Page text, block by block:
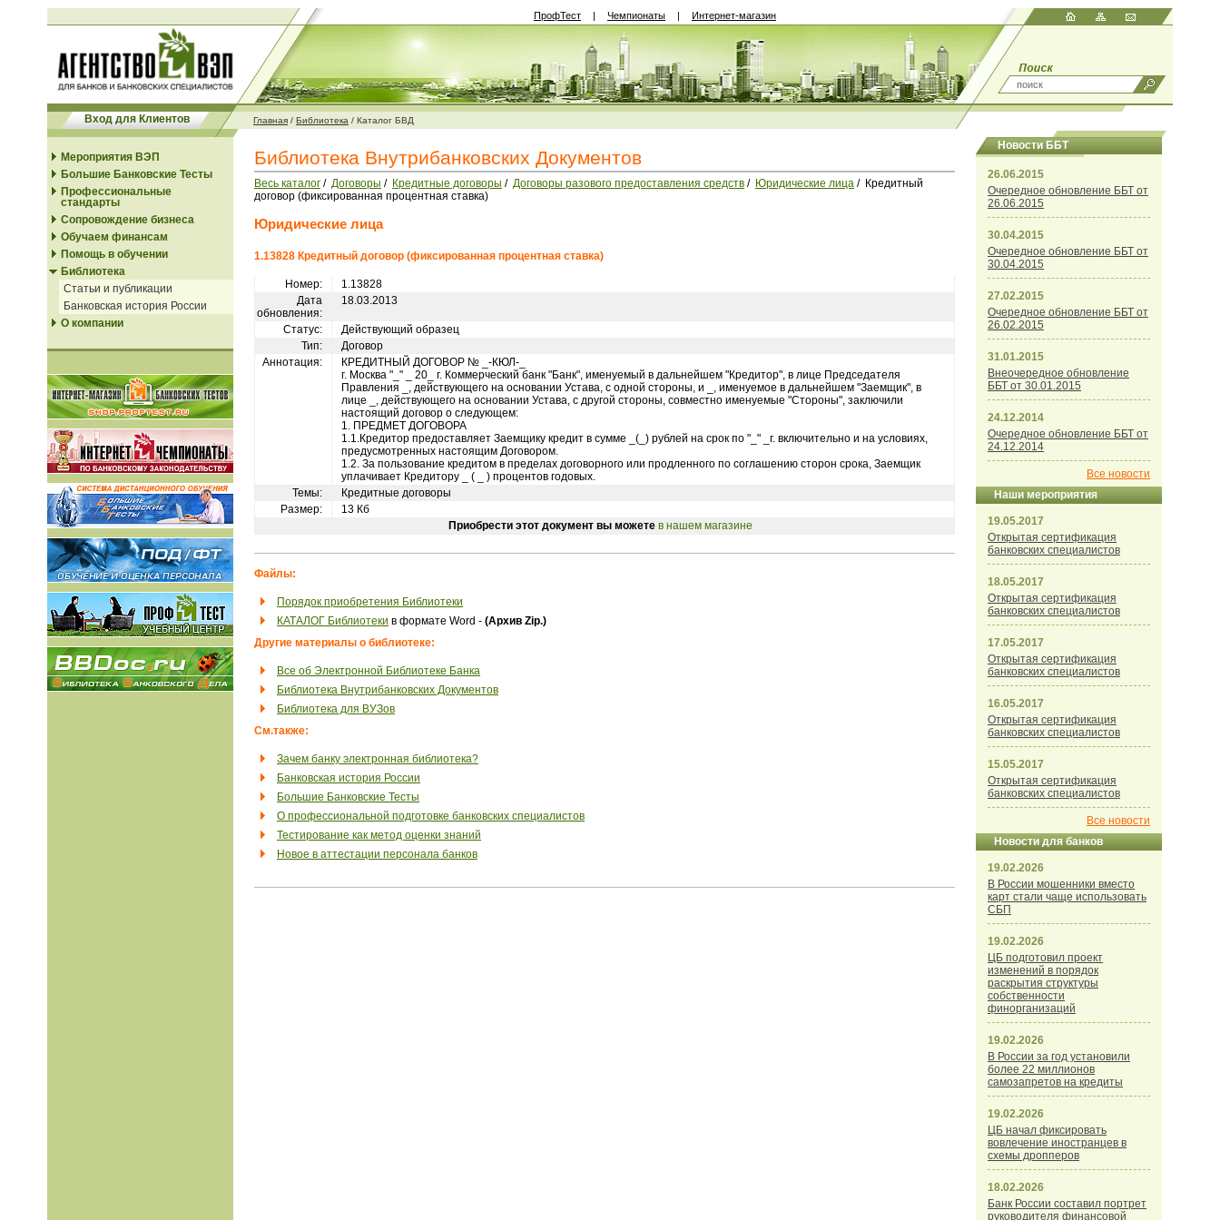
ПрофТест | Чемпионаты | Интернет-магазин
Вход для Клиентов Главная / Библиотека / Каталог БВД
Мероприятия ВЭП
Большие Банковские Тесты
Профессиональные
стандарты
Сопровождение бизнеса
Обучаем финансам
Помощь в обучении
Библиотека
Статьи и публикации
Банковская история России
О компании
Библиотека Внутрибанковских Документов
Весь каталог / Договоры / Кредитные договоры / Договоры разового предоставления средств / Юридические лица / Кредитный
договор (фиксированная процентная ставка)
Юридические лица
1.13828 Кредитный договор (фиксированная процентная ставка)
Номер:
1.13828
Дата
обновления:
18.03.2013
Статус:
Действующий образец
Тип:
Договор
Аннотация:
КРЕДИТНЫЙ ДОГОВОР № _-КЮЛ-_
г. Москва "_" _ 20_ г. Коммерческий банк "Банк", именуемый в дальнейшем "Кредитор", в лице Председателя
Правления _, действующего на основании Устава, с одной стороны, и _, именуемое в дальнейшем "Заемщик", в
лице _, действующего на основании Устава, с другой стороны, совместно именуемые "Стороны", заключили
настоящий договор о следующем:
1. ПРЕДМЕТ ДОГОВОРА
1.1.Кредитор предоставляет Заемщику кредит в сумме _(_) рублей на срок по "_" _г. включительно и на условиях,
предусмотренных настоящим Договором.
1.2. За пользование кредитом в пределах договорного или продленного по соглашению сторон срока, Заемщик
уплачивает Кредитору _ ( _ ) процентов годовых.
Темы:
Кредитные договоры
Размер:
13 Кб
Приобрести этот документ вы можете в нашем магазине
Файлы:
Порядок приобретения Библиотеки
КАТАЛОГ Библиотеки в формате Word - (Архив Zip.)
Другие материалы о библиотеке:
Все об Электронной Библиотеке Банка
Библиотека Внутрибанковских Документов
Библиотека для ВУЗов
См.также:
Зачем банку электронная библиотека?
Банковская история России
Большие Банковские Тесты
О профессиональной подготовке банковских специалистов
Тестирование как метод оценки знаний
Новое в аттестации персонала банков
Новости ББТ
26.06.2015
Очередное обновление ББТ от
26.06.2015
30.04.2015
Очередное обновление ББТ от
30.04.2015
27.02.2015
Очередное обновление ББТ от
26.02.2015
31.01.2015
Внеочередное обновление
ББТ от 30.01.2015
24.12.2014
Очередное обновление ББТ от
24.12.2014
Все новости
Наши мероприятия
19.05.2017
Открытая сертификация
банковских специалистов
18.05.2017
Открытая сертификация
банковских специалистов
17.05.2017
Открытая сертификация
банковских специалистов
16.05.2017
Открытая сертификация
банковских специалистов
15.05.2017
Открытая сертификация
банковских специалистов
Все новости
Новости для банков
19.02.2026
В России мошенники вместо
карт стали чаще использовать
СБП
19.02.2026
ЦБ подготовил проект
изменений в порядок
раскрытия структуры
собственности
финорганизаций
19.02.2026
В России за год установили
более 22 миллионов
самозапретов на кредиты
19.02.2026
ЦБ начал фиксировать
вовлечение иностранцев в
схемы дропперов
18.02.2026
Банк России составил портрет
руководителя финансовой